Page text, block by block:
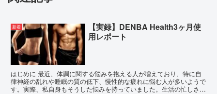
新着
【実録】DENBA Health3ヶ月使
用レポート
はじめに 最近、体調に関する悩みを抱える人が増えており、特に自
律神経の乱れや睡眠の質の低下、慢性的な疲れに悩む人が多いようで
す。実際、私自身もそうした悩みを持っていました。生活の忙しさや